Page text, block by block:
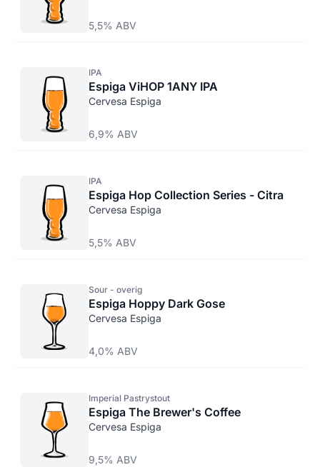
5,5% ABV
IPA
Espiga ViHOP 1ANY IPA
Cervesa Espiga
6,9% ABV
IPA
Espiga Hop Collection Series - Citra
Cervesa Espiga
5,5% ABV
Sour - overig
Espiga Hoppy Dark Gose
Cervesa Espiga
4,0% ABV
Imperial Pastrystout
Espiga The Brewer's Coffee
Cervesa Espiga
9,5% ABV